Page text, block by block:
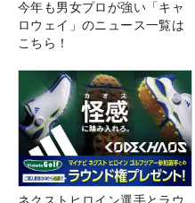
今年も男女プロが強い「キャ
ロウェイ」のニュース一覧は
こちら！